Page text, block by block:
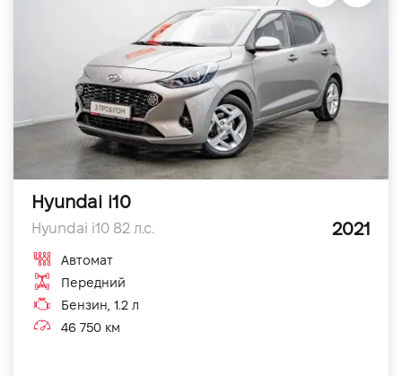
Hyundai i10
Hyundai i10 82 л.с. 2021
Автомат
Передний
Бензин, 1.2 л
46 750 км